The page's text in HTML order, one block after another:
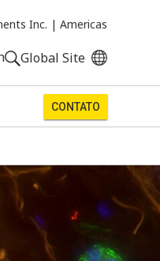
Inc. | Americas
Global Site
CONTATO